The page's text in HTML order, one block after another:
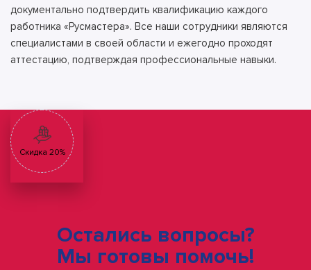
документально подтвердить квалификацию каждого
работника «Русмастера». Все наши сотрудники являются
специалистами в своей области и ежегодно проходят
аттестацию, подтверждая профессиональные навыки.
Скидка 20%
Остались вопросы?
Мы готовы помочь!